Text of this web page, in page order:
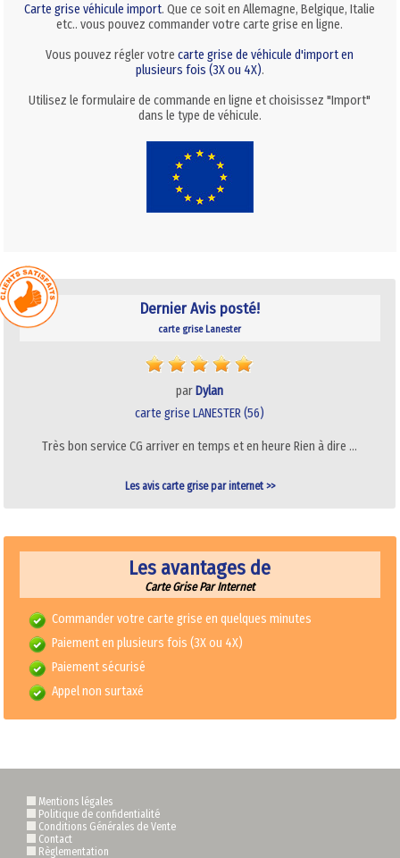
Carte grise véhicule import. Que ce soit en Allemagne, Belgique, Italie
etc.. vous pouvez commander votre carte grise en ligne.
Vous pouvez régler votrecarte grise de véhicule d'import en
plusieurs fois (3X ou 4X).
Utilisez le formulaire de commande en ligne et choisissez "Import"
dans le type de véhicule.
Dernier Avis posté!
carte grise Lanester
par Dylan
carte grise LANESTER (56)
Très bon service CG arriver en temps et en heure Rien à dire …
Les avis carte grise par internet >>
Les avantages de
Carte Grise Par Internet
Commander votre carte grise en quelques minutes
Paiement en plusieurs fois (3X ou 4X)
Paiement sécurisé
Appel non surtaxé
Mentions légales
Politique de confidentialité
Conditions Générales de Vente
Contact
Règlementation